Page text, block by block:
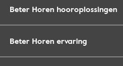
Beter Horen hooroplossingen
Beter Horen ervaring